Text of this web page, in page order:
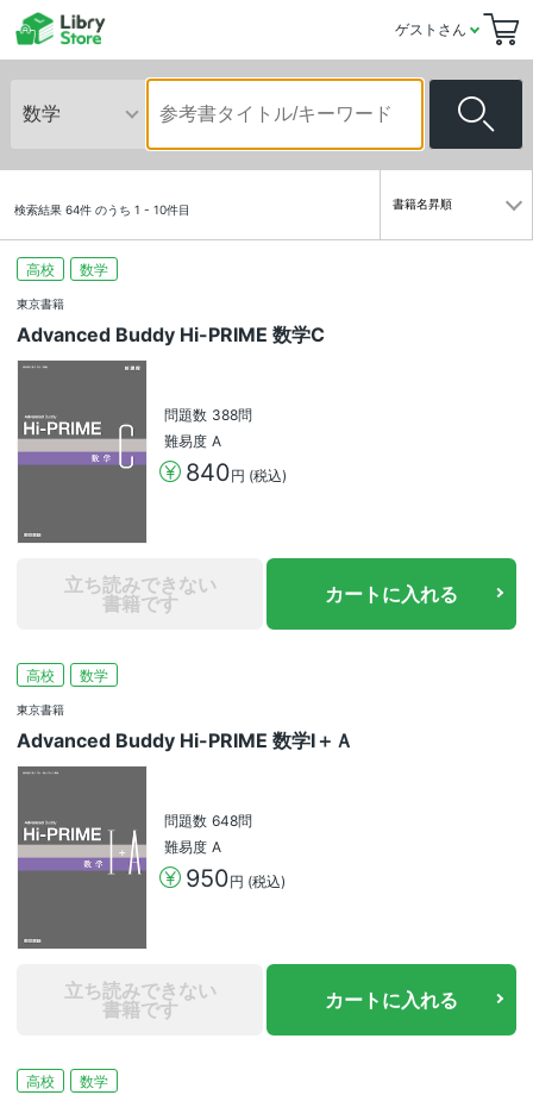
ゲストさん
検索結果 64件 のうち 1 - 10件目
高校 数学
東京書籍
Advanced Buddy Hi-PRIME 数学C
問題数 388問
難易度 A
840円 (税込)
立ち読みできない
書籍です
カートに入れる
高校 数学
東京書籍
Advanced Buddy Hi-PRIME 数学Ⅰ＋Ａ
問題数 648問
難易度 A
950円 (税込)
立ち読みできない
書籍です
カートに入れる
高校 数学